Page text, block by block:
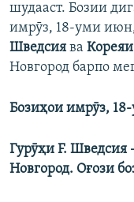
шудааст. Бозии
имрӯз, 18-уми
Шведсия ва
Новгород барпо
Бозиҳои имрӯз,
Гурӯҳи F. Шведсия
Новгород. Оғози